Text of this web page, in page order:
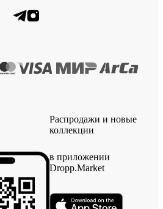
Распродажи и новые
коллекции
в приложении
Dropp.Market